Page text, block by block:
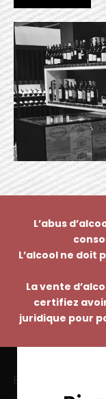
L’abus
L’alcool ne doit
La vente
certifiez
juridique pour
EMMANUEL NASTI